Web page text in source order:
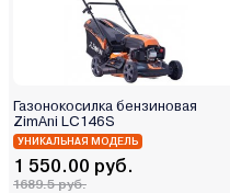
Газонокосилка бензиновая
ZimAni LC146S
УНИКАЛЬНАЯ МОДЕЛЬ
1 550.00 руб.
1689.5 руб.